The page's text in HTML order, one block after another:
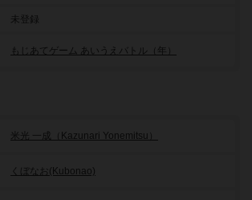
未登録
もじあてゲーム あいうえバトル（年）
米光 一成（Kazunari Yonemitsu）
くぼなお(Kubonao)